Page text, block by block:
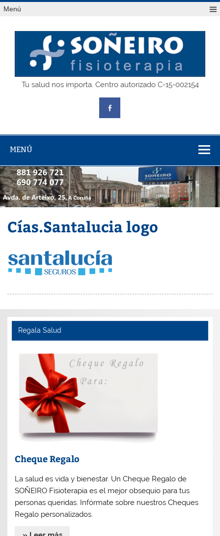
Saltar
alMenú
SOÑEIRO
Tu salud nos importa. Centro autorizado C-15-002154
MENÚ
Cías.Santalucia logo
Regala Salud
Cheque Regalo
La salud es vida y bienestar. Un Cheque Regalo de
SOÑEIRO Fisioterapia es el mejor obsequio para tus
personas queridas. Infórmate sobre nuestros Cheques
Regalo personalizados.